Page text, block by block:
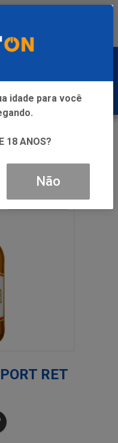
RET
idade para você
18 ANOS?
Não